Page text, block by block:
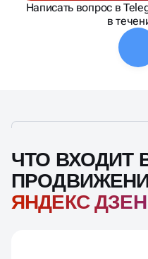
Написать вопрос в
в
ЧТО ВХОДИТ
ЯНДЕКС ДЗЕН